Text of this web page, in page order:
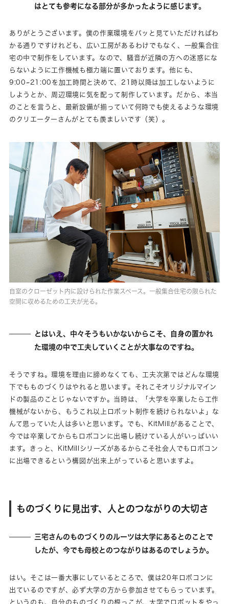
はとても参考になる部分が多かったように感じます。
ありがとうございます。僕の作業環境をパッと見ていただければわ
かる通りですけれども、広い工房があるわけでもなく、一般集合住
宅の中で制作をしています。なので、騒音が近隣の方への迷惑にな
らないように工作機械も極力端に置いております。他にも、
9:00~21:00を加工時間と決めて、21時以降は加工しないように
しようとか、周辺環境に気を配って制作しています。だから、本当
のことを言うと、最新設備が揃っていて何時でも使えるような環境
のクリエーターさんがとても羨ましいです（笑）。
自室のクローゼット内に設けられた作業スペース。一般集合住宅の限られた
空間に収めるための工夫が光る。
とはいえ、中々そうもいかないからこそ、自身の置かれ
た環境の中で工夫していくことが大事なのですね。
そうですね。環境を理由に諦めなくても、工夫次第ではどんな環境
下でもものづくりはやれると思います。それこそオリジナルマイン
ドの製品のことじゃないですか。当時は、「大学を卒業したら工作
機械がないから、もうこれ以上ロボット制作を続けられないよ」な
んて思っていた人は多いと思います。でも、KitMillがあることで、
今では卒業してからもロボコンに出場し続けている人がいっぱいい
ます。きっと、KitMillシリーズがあるからこそ社会人でもロボコン
に出場できるという構図が出来上がっていると思いますよ。
ものづくりに見出す、人とのつながりの大切さ
三宅さんのものづくりのルーツは大学にあるとのことで
したが、今でも母校とのつながりはあるのでしょうか。
はい。そこは一番大事にしているところで、僕は20年ロボコンに
出ているのですが、必ず大学の方から参加させてもらっています。
というのも、自分のものづくりの根っこが、大学でロボットをやっ